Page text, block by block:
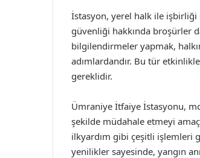
İstasyon, yerel halk ile işbirliği
güvenliği hakkında broşürler
bilgilendirmeler yapmak,
adımlardandır. Bu tür
gereklidir.
Ümraniye İtfaiye İstasyonu,
şekilde müdahale etmeyi
ilkyardım gibi çeşitli işlemleri
yenilikler sayesinde, yangın